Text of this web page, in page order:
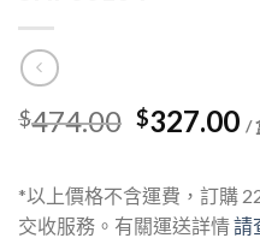
$474.00 Original
was:
$474.00.
$327.00 /
*以上價格不含運費，訂購
交收服務。有關運送詳情請